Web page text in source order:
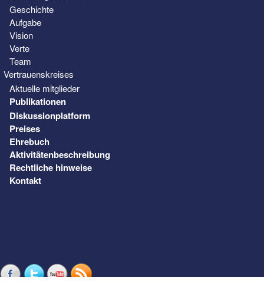
Geschichte
Aufgabe
Vision
Verte
Team
Vertrauenskreises
Aktuelle mitglieder
Publikationen
Diskussionplatform
Preises
Ehrebuch
Aktivitätenbeschreibung
Rechtliche hinweise
Kontakt